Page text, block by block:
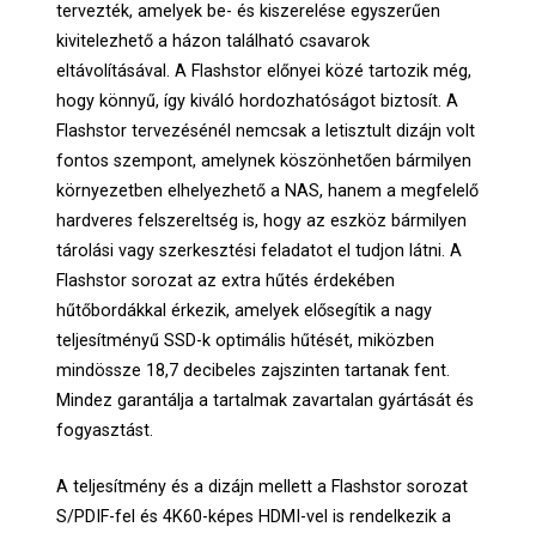
tervezték, amelyek be- és kiszerelése egyszerűen
kivitelezhető a házon található csavarok
eltávolításával. A Flashstor előnyei közé tartozik még,
hogy könnyű, így kiváló hordozhatóságot biztosít. A
Flashstor tervezésénél nemcsak a letisztult dizájn volt
fontos szempont, amelynek köszönhetően bármilyen
környezetben elhelyezhető a NAS, hanem a megfelelő
hardveres felszereltség is, hogy az eszköz bármilyen
tárolási vagy szerkesztési feladatot el tudjon látni. A
Flashstor sorozat az extra hűtés érdekében
hűtőbordákkal érkezik, amelyek elősegítik a nagy
teljesítményű SSD-k optimális hűtését, miközben
mindössze 18,7 decibeles zajszinten tartanak fent.
Mindez garantálja a tartalmak zavartalan gyártását és
fogyasztást.
A teljesítmény és a dizájn mellett a Flashstor sorozat
S/PDIF-fel és 4K60-képes HDMI-vel is rendelkezik a